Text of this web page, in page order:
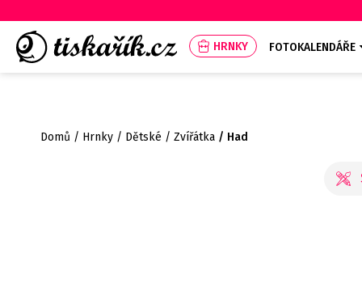
HRNKY FOTOKALENDÁŘE
Domů Hrnky Dětské Zvířátka Had